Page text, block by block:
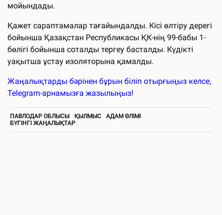
мойындады.
Қажет сараптамалар тағайындалды. Кісі өлтіру дерегі
бойынша Қазақстан Республикасы ҚК-нің 99-бабы 1-
бөлігі бойынша соталды тергеу басталды. Күдікті
уақытша ұстау изоляторына қамалды.
Жаңалықтарды бәрінен бұрын біліп отырғыңыз келсе,
Telegram-арнамызға жазылыңыз!
ПАВЛОДАР ОБЛЫСЫ ҚЫЛМЫС
АДАМ ӨЛІМІ
БҮГІНГІ ЖАҢАЛЫҚТАР